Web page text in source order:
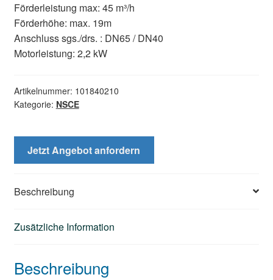
Förderleistung max: 45 m³/h
Förderhöhe: max. 19m
Anschluss sgs./drs. : DN65 / DN40
Motorleistung: 2,2 kW
Artikelnummer: 101840210
Kategorie: NSCE
Jetzt Angebot anfordern
Beschreibung
Zusätzliche Information
Beschreibung